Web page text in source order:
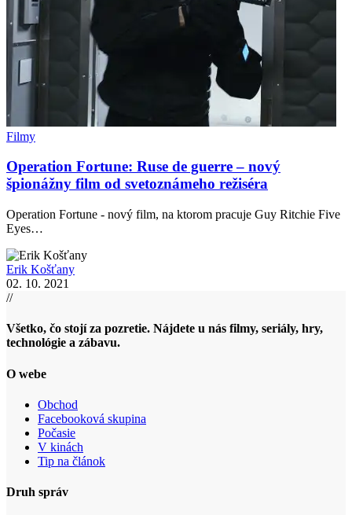
Filmy
Operation Fortune: Ruse de guerre – nový
špionážny film od svetoznámeho režiséra
Operation Fortune - nový film, na ktorom pracuje Guy Ritchie Five
Eyes…
Erik Košťany
02. 10. 2021
//
Všetko, čo stojí za pozretie. Nájdete u nás filmy, seriály, hry,
technológie a zábavu.
O webe
Obchod
Facebooková skupina
Počasie
V kinách
Tip na článok
Druh správ